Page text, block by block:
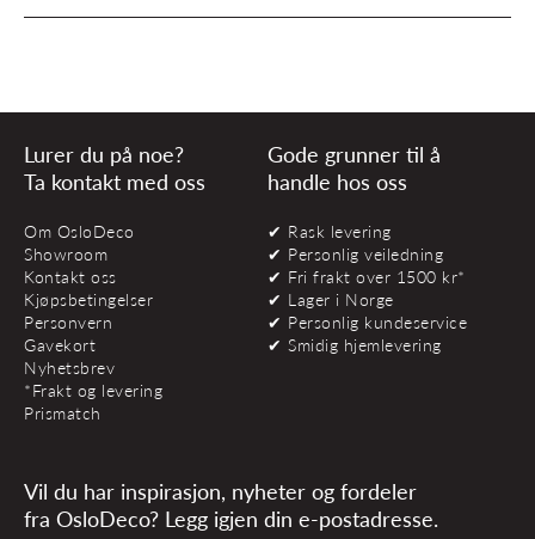
Lurer du på noe?
Ta kontakt med oss
Om OsloDeco
Showroom
Kontakt oss
Kjøpsbetingelser
Personvern
Gavekort
Nyhetsbrev
*Frakt og levering
Prismatch
Gode grunner til å
handle hos oss
✔ Rask levering
✔ Personlig veiledning
✔ Fri frakt over 1500 kr*
✔ Lager i Norge
✔ Personlig kundeservice
✔ Smidig hjemlevering
Vil du har inspirasjon, nyheter og fordeler
fra OsloDeco? Legg igjen din e-postadresse.